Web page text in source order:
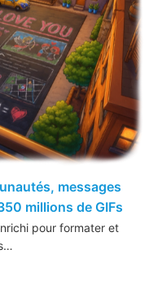
messages
millions de GIFs
pour formater et